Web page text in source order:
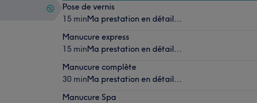
Pose de vernis
15 minMa prestation en détail...
Manucure express
15 minMa prestation en détail...
Manucure complète
30 minMa prestation en détail...
Manucure Spa